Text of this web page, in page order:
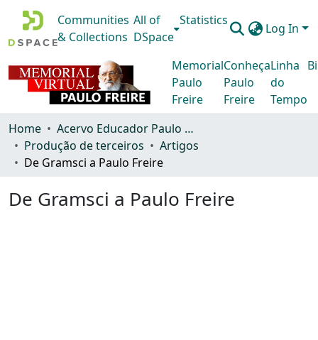
Communities
& Collections
All of
DSpace
Statistics
Log In
Memorial
Paulo
Freire
Conheça
Paulo
Freire
Linha
do
Tempo
Home
Acervo Educador Paulo Freire
Produção de terceiros
Artigos
De Gramsci a Paulo Freire
De Gramsci a Paulo Freire